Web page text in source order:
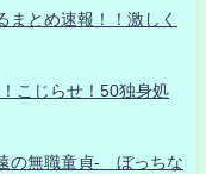
まとめ速報！！激しく
こじらせ！50独身処
の無職童貞- ぼっちな